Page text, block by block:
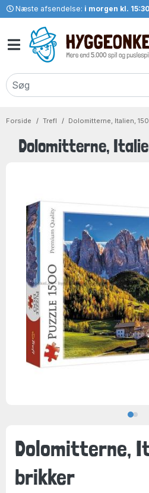
Næste afsendelse: i morgen kl. 15:30
Forside Trefl Dolomitterne, Italien,
Dolomitterne,
Dolomitterne,
brikker